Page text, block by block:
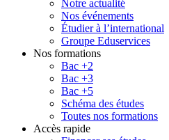
Notre actualité
Nos événements
Étudier à l’international
Groupe Eduservices
Nos formations
Bac +2
Bac +3
Bac +5
Schéma des études
Toutes nos formations
Accès rapide